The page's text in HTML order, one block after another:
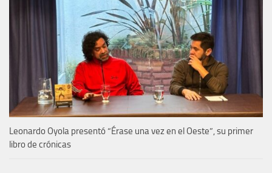
Leonardo Oyola presentó “Érase una vez en el Oeste”, su primer
libro de crónicas